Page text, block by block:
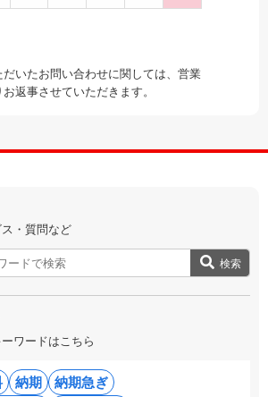
だいたお問い合わせに関しては、営業
返事させていただきます。
・質問など
検索
ワードはこちら
納期
納期急ぎ